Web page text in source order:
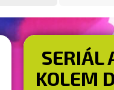
SERIÁL
KOLEM